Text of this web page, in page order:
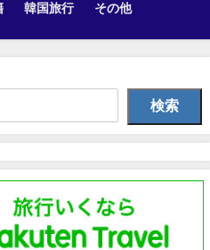
韓国旅行 その他
検索